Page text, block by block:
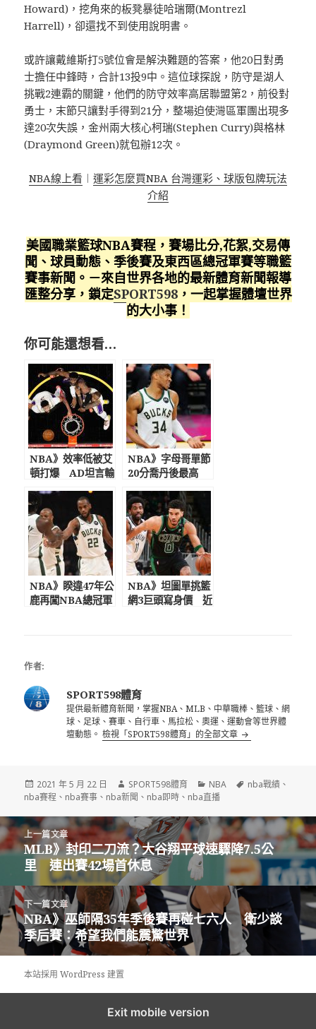
Howard)，挖角來的板凳暴徒哈瑞爾(Montrezl
Harrell)，卻還找不到使用說明書。
或許讓戴維斯打5號位會是解決難題的答案，他20日對勇
士擔任中鋒時，合計13投9中。這位球探說，防守是湖人
挑戰2連霸的關鍵，他們的防守效率高居聯盟第2，前役對
勇士，末節只讓對手得到21分，整場迫使灣區軍團出現多
達20次失誤，金州兩大核心柯瑞(Stephen Curry)與格林
(Draymond Green)就包辦12次。
NBA線上看 ︱ 運彩怎麼買NBA 台灣運彩、球版包牌玩法
介紹
美國職業籃球NBA賽程，賽場比分,花絮,交易傳
聞、球員動態、季後賽及東西區總冠軍賽等職籃
賽事新聞。－來自世界各地的最新體育新聞報導
匯整分享，鎖定SPORT598，一起掌握體壇世界
的大小事！
你可能還想看…
NBA》效率低被艾
頓打爆 AD坦言輸
我們1場都贏不了
NBA》字母哥單節
20分喬丹後最高
影響罰出麵包球
NBA》睽違47年公
鹿再闖NBA總冠軍
NBA》坦圖單挑籃
網3巨頭寫身價 近
作者:
SPORT598體育
提供最新體育新聞，掌握NBA、MLB、中華職棒、籃球、網
球、足球、賽車、自行車、馬拉松、奧運、運動會等世界體
壇動態。檢視「SPORT598體育」的全部文章
發
佈
期:
2021 年 5 月 22 日
作
者
SPORT598體育
分
類
NBA
標
nba戰績 、
nba賽程 、 nba賽事 、 nba新聞 、 nba即時 、 nba直播
文
章
導
上一篇文章
上
一
篇
文
章:
MLB》封印二刀流？大谷翔平球速驟降7.5公
里 連出賽42場首休息
下一篇文章
下
一
篇
文
NBA》巫師隔35年季後賽再碰七六人 衛少談
季后賽：希望我們能震驚世界
本站採用 WordPress 建置
Exit mobile version